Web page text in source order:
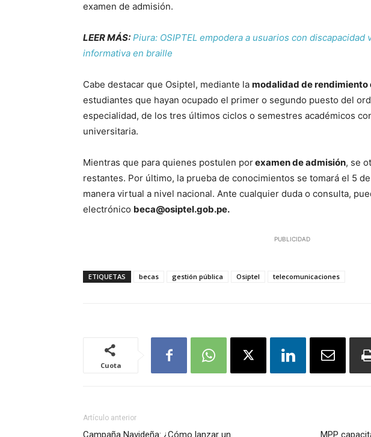
examen de admisión.
LEER MÁS: Piura: OSIPTEL empodera a usuarios con discapacidad
informativa en braille
Cabe destacar que Osiptel, mediante la modalidad de rendimiento
estudiantes que hayan ocupado el primer o segundo puesto del
especialidad, de los tres últimos ciclos o semestres académicos
universitaria.
Mientras que para quienes postulen porexamen de admisión, se
restantes. Por último, la prueba de conocimientos se tomará el 5
manera virtual a nivel nacional. Ante cualquier duda o consulta,
electrónico beca@osiptel.gob.pe.
PUBLICIDAD
ETIQUETAS becas gestión pública Osiptel telecomunicaciones
Cuota
Artículo anterior
Campaña Navideña: ¿Cómo lanzar un MPP